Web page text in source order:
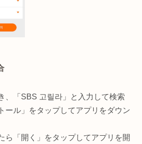
「SBS 고릴라」と入力して検索
ール」をタップしてアプリをダウン
ら「開く」をタップしてアプリを開